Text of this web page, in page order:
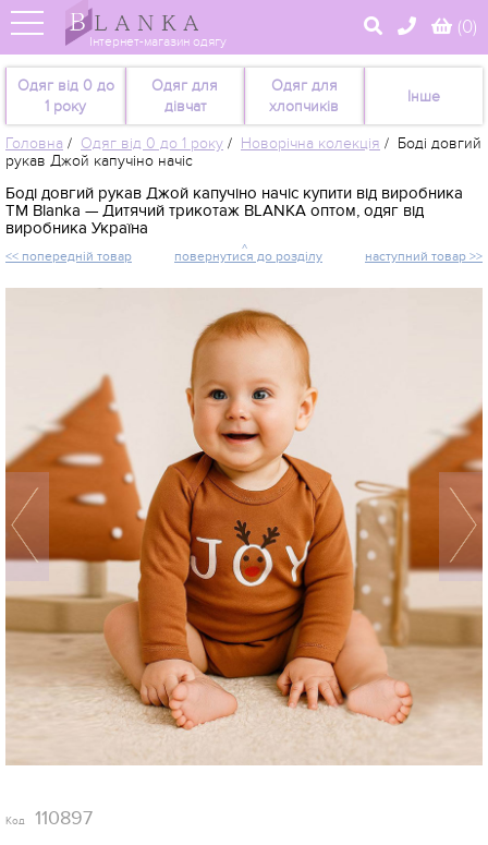
Інтернет-магазин одягу
(0)
Одяг від 0 до
1 року
Одяг для
дівчат
Одяг для
хлопчиків
Інше
Головна / Одяг від 0 до 1 року / Новорічна колекція / Боді довгий
рукав Джой капучіно начіс
Боді довгий рукав Джой капучіно начіс купити від виробника
TM Blanka — Дитячий трикотаж BLANKA оптом, одяг від
виробника Україна
<< попередній товар наступний товар >>
повернутися до розділу
Код 110897